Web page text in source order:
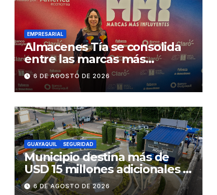
Gonzalo Icaza Cornejo, en
Daule
EMPRESARIAL
Almacenes Tía se consolida
entre las marcas más
influyentes del Ecuador
6 DE AGOSTO DE 2026
GUAYAQUIL SEGURIDAD
Municipio destina más de
USD 15 millones adicionales a
SEGURA EP para fortalecer la
6 DE AGOSTO DE 2026